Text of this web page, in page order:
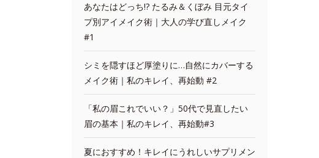
あなたはどっち!? たるみ＆くぼみ 目元タイ
プ別アイメイク術｜大人の学び直しメイク
#1
シミを隠すほど厚塗りに…自然にカバーする
メイク術｜私のキレイ、再始動 #2
「私の眉これでいい？」50代で見直したい
眉の基本｜私のキレイ、再始動#3
夏におすすめ！キレイにうれしいサプリメン